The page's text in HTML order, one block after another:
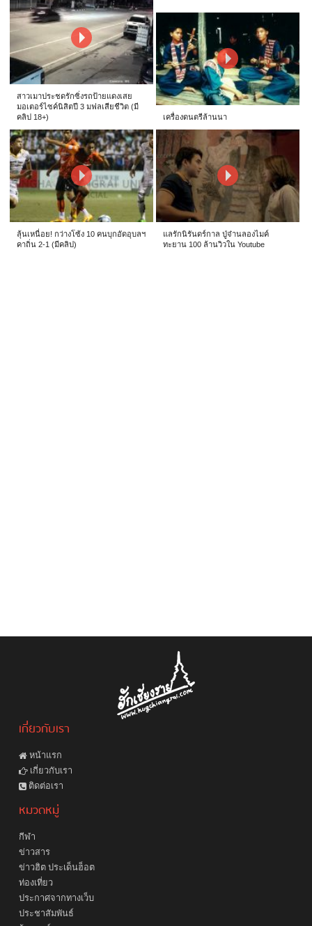
สาวเมาประชดรักซิ่งรถป้ายแดงเสย
มอเตอร์ไซค์นิสิตปี 3 มฟลเสียชีวิต (มี
คลิป 18+)
เครื่องดนตรีล้านนา
ลุ้นเหนื่อย! กว่างโซ้ง 10 คนบุกอัดอุบลฯ
คาถิ่น 2-1 (มีคลิป)
แลรักนิรันดร์กาล ปู่จ๋านลองไมค์
ทะยาน 100 ล้านวิวใน Youtube
เกี่ยวกับเรา
หน้าแรก
เกี่ยวกับเรา
ติดต่อเรา
หมวดหมู่
กีฬา
ข่าวสาร
ข่าวฮิต ประเด็นฮ็อต
ท่องเที่ยว
ประกาศจากทางเว็บ
ประชาสัมพันธ์